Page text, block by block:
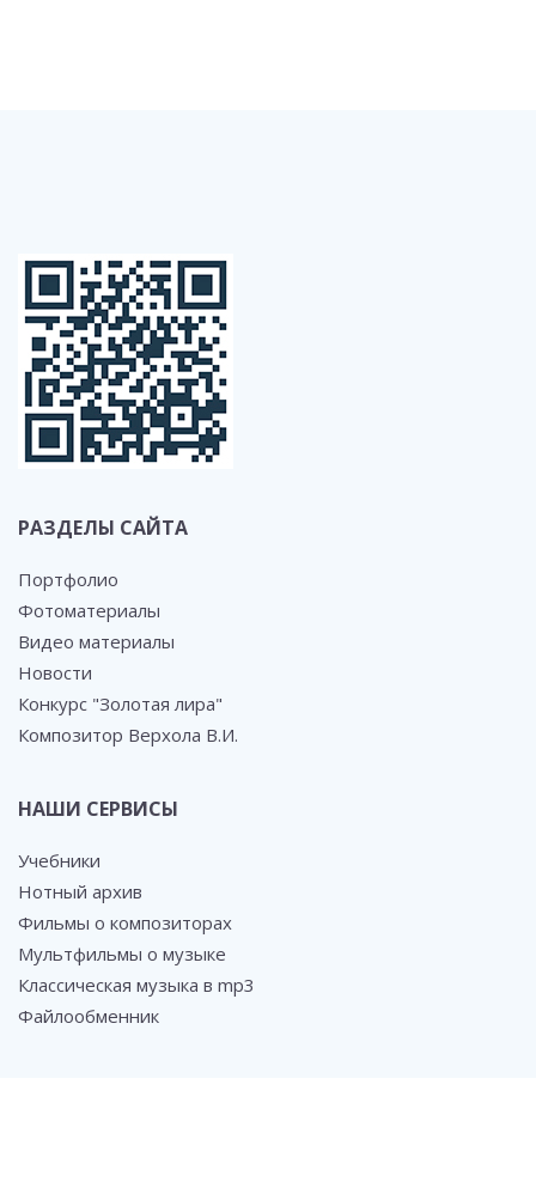
РАЗДЕЛЫ САЙТА
Портфолио
Фотоматериалы
Видео материалы
Новости
Конкурс "Золотая лира"
Композитор Верхола В.И.
НАШИ СЕРВИСЫ
Учебники
Нотный архив
Фильмы о композиторах
Мультфильмы о музыке
Классическая музыка в mp3
Файлообменник